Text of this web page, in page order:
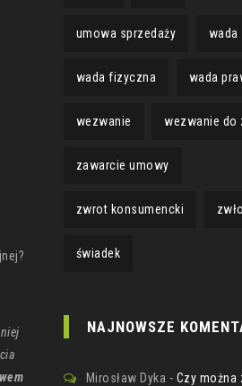
umowa sprzedaży wada
wada fizyczna wada
wezwanie wezwanie do
zawarcie umowy
zwrot konsumencki
świadek
NAJNOWSZE
Mirosław Dyka - Czy można